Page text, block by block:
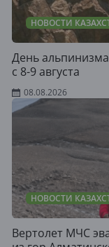
НОВОСТИ
День
с 8-9 августа
08.08.2026
НОВОСТИ
Вертолет МЧС